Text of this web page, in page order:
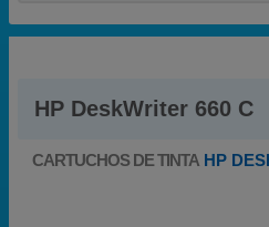
HP DeskWriter 660 C
CARTUCHOS DE TINTA HP